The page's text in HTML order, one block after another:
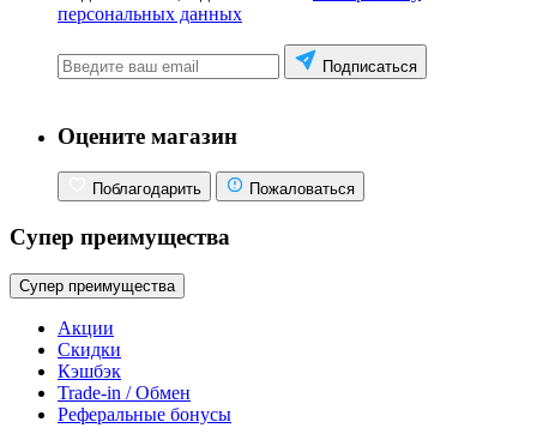
персональных данных
Подписаться
Оцените магазин
Поблагодарить Пожаловаться
Супер преимущества
Супер преимущества
Акции
Скидки
Кэшбэк
Trade-in / Обмен
Реферальные бонусы